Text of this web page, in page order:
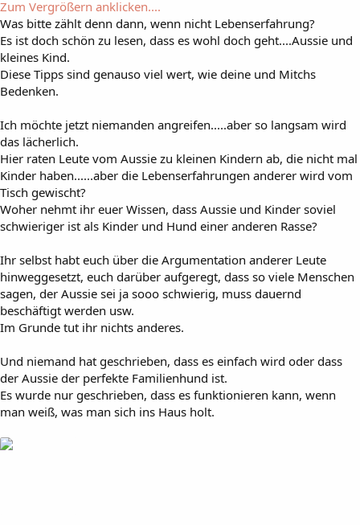
Zum Vergrößern anklicken....
Was bitte zählt denn dann, wenn nicht Lebenserfahrung?
Es ist doch schön zu lesen, dass es wohl doch geht....Aussie und
kleines Kind.
Diese Tipps sind genauso viel wert, wie deine und Mitchs
Bedenken.
Ich möchte jetzt niemanden angreifen.....aber so langsam wird
das lächerlich.
Hier raten Leute vom Aussie zu kleinen Kindern ab, die nicht mal
Kinder haben......aber die Lebenserfahrungen anderer wird vom
Tisch gewischt?
Woher nehmt ihr euer Wissen, dass Aussie und Kinder soviel
schwieriger ist als Kinder und Hund einer anderen Rasse?
Ihr selbst habt euch über die Argumentation anderer Leute
hinweggesetzt, euch darüber aufgeregt, dass so viele Menschen
sagen, der Aussie sei ja sooo schwierig, muss dauernd
beschäftigt werden usw.
Im Grunde tut ihr nichts anderes.
Und niemand hat geschrieben, dass es einfach wird oder dass
der Aussie der perfekte Familienhund ist.
Es wurde nur geschrieben, dass es funktionieren kann, wenn
man weiß, was man sich ins Haus holt.